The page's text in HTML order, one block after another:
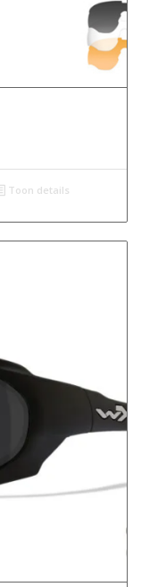
Toon details